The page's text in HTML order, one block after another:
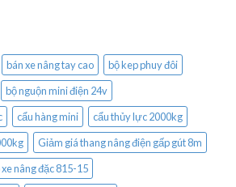
bán xe nâng tay cao
bộ kep phuy đôi
bộ nguộn mini điện 24v
cẩu hàng mini
cẩu thủy lực 2000kg
Giảm giá thang nâng điện gấp gút 8m
xe nâng đặc 815-15